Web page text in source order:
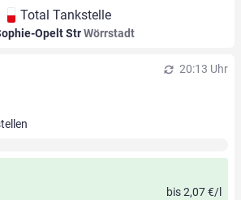
Total Tankstelle
Opelt StrWörrstadt
20:13 Uhr
bis 2,07 €/l